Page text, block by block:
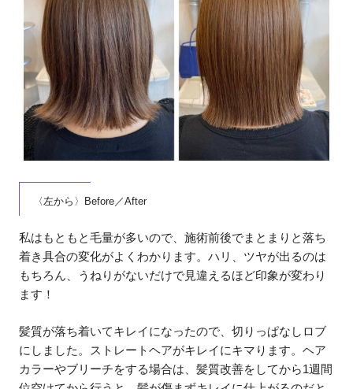
〈左から〉Before／After
私はもともと毛量が多いので、施術前後でまとまりと落ち
着き具合の変化がよくわかります。ハリ、ツヤが出るのは
もちろん、うねりがないだけで見違えるほど印象が変わり
ます！
髪質が落ち着いてキレイになったので、切りっぱなしロブ
にしました。ストレートヘアがキレイにキマります。ヘア
カラーやブリーチをする場合は、髪質改善をしてから1週間